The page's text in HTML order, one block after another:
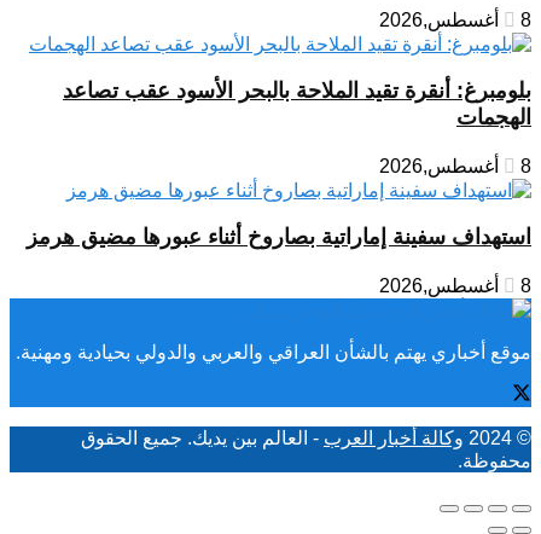
8 أغسطس,2026
بلومبرغ: أنقرة تقيد الملاحة بالبحر الأسود عقب تصاعد
الهجمات
8 أغسطس,2026
استهداف سفينة إماراتية بصاروخ أثناء عبورها مضيق هرمز
8 أغسطس,2026
موقع أخباري يهتم بالشأن العراقي والعربي والدولي بحيادية ومهنية.
© 2024 وكالة أخبار العرب - العالم بين يديك. جميع الحقوق
محفوظة.